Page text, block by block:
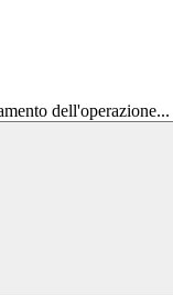
dell'operazione...